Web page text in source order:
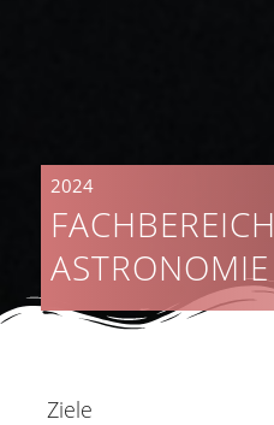
2024
FACHBEREICH
ASTRONOMIE
Ziele